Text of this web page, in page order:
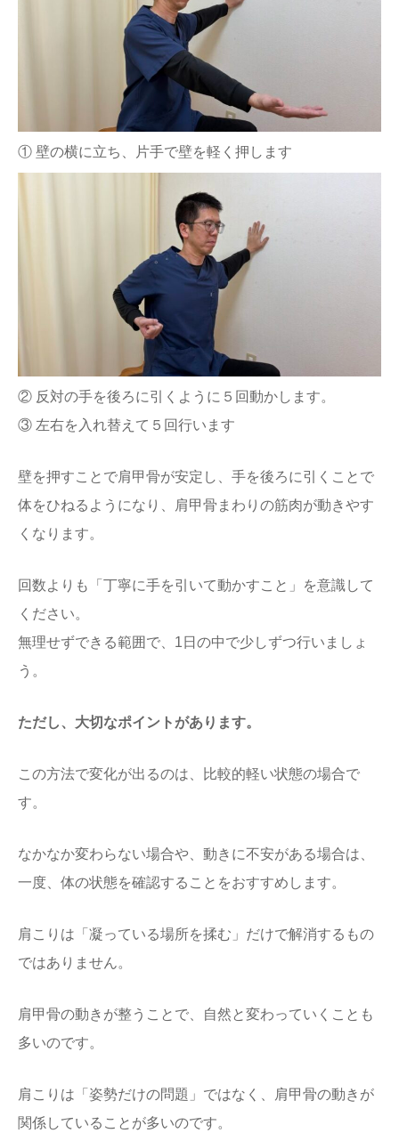
① 壁の横に立ち、片手で壁を軽く押します
② 反対の手を後ろに引くように５回動かします。
③ 左右を入れ替えて５回行います
壁を押すことで肩甲骨が安定し、手を後ろに引くことで
体をひねるようになり、肩甲骨まわりの筋肉が動きやす
くなります。
回数よりも「丁寧に手を引いて動かすこと」を意識して
ください。
無理せずできる範囲で、1日の中で少しずつ行いましょ
う。
ただし、大切なポイントがあります。
この方法で変化が出るのは、比較的軽い状態の場合で
す。
なかなか変わらない場合や、動きに不安がある場合は、
一度、体の状態を確認することをおすすめします。
肩こりは「凝っている場所を揉む」だけで解消するもの
ではありません。
肩甲骨の動きが整うことで、自然と変わっていくことも
多いのです。
肩こりは「姿勢だけの問題」ではなく、肩甲骨の動きが
関係していることが多いのです。